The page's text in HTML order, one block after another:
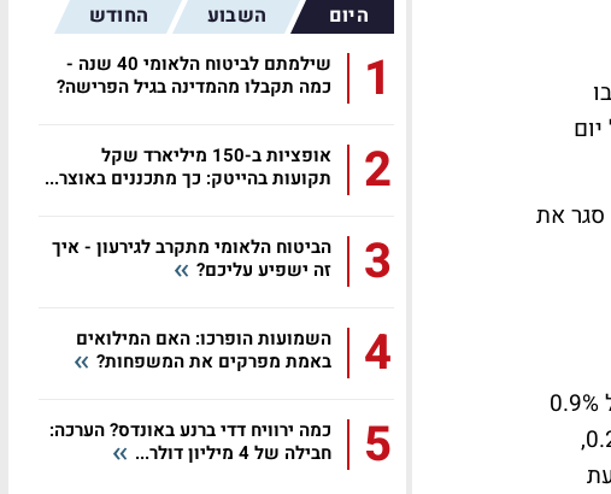
בסופו של יום
הדאו ג'ונס סגר את
מדד המחירים ליצרן עבור חודש מאי פורסם היום (ה') כשעה לפני פתיחת המסחר ורשם זינוק של 0.9%
וזאת בהמשך לעלייה של 0.7% בחודש אפריל. עם זאת, מדד הליבה נשאר יציב יחסית ועלה ב-0.2%,
היום השבוע החודש
1
שילמתם לביטוח הלאומי 40 שנה -
כמה תקבלו מהמדינה בגיל הפרישה?
2
אופציות ב-150 מיליארד שקל
תקועות בהייטק: כך מתכננים באוצר...
3
הביטוח הלאומי מתקרב לגירעון - איך
זה ישפיע עליכם?
4
השמועות הופרכו: האם המילואים
באמת מפרקים את המשפחות?
5
כמה ירוויח דדי ברנע באונדס? הערכה:
חבילה של 4 מיליון דולר...